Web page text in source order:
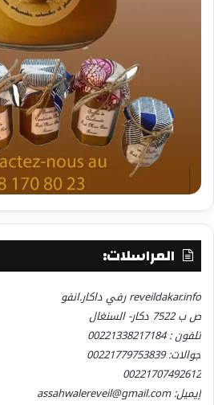
المراسلات:
reveildakar.info رفي داكار.انفو
ص ب 7522 دكار- السنغال
تلفون : 00221338217184
جوالات: 00221779753839
00221707492612
إيميل: assahwalereveil@gmail.com